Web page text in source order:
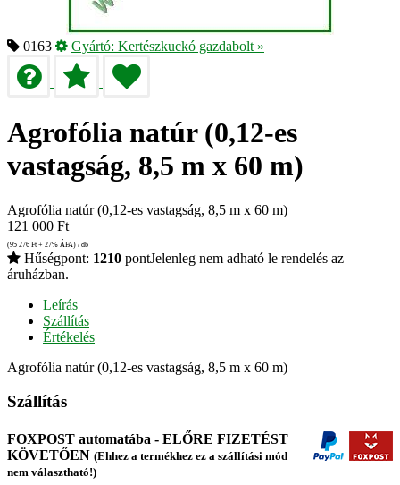
0163 Gyártó: Kertészkuckó gazdabolt »
Agrofólia natúr (0,12-es
vastagság, 8,5 m x 60 m)
Agrofólia natúr (0,12-es vastagság, 8,5 m x 60 m)
121 000 Ft
(95 276 Ft + 27% ÁFA) / db
Hűségpont: 1210 pontJelenleg nem adható le rendelés az
áruházban.
Leírás
Szállítás
Értékelés
Agrofólia natúr (0,12-es vastagság, 8,5 m x 60 m)
Szállítás
FOXPOST automatába - ELŐRE FIZETÉST
KÖVETŐEN (Ehhez a termékhez ez a szállítási mód
nem választható!)